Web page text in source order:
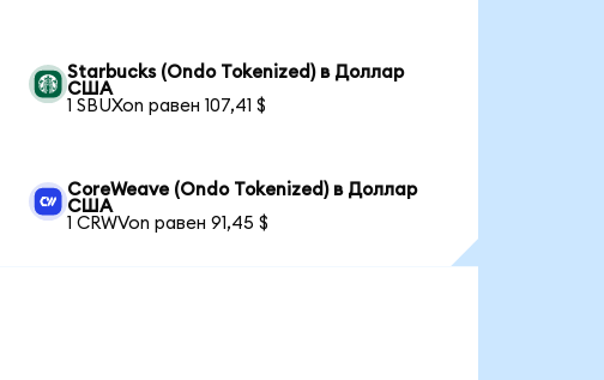
Starbucks (Ondo Tokenized) в Доллар
США
1 SBUXon равен 107,41 $
CoreWeave (Ondo Tokenized) в Доллар
США
1 CRWVon равен 91,45 $